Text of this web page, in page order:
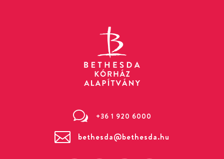
w +36 1 920 6000
 bethesda@bethesda.hu